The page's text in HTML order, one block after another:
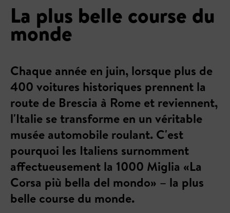
La plus belle course du
monde
Chaque année en juin, lorsque plus de
400 voitures historiques prennent la
route de Brescia à Rome et reviennent,
l'Italie se transforme en un véritable
musée automobile roulant. C'est
pourquoi les Italiens surnomment
affectueusement la 1000 Miglia «La
Corsa più bella del mondo» – la plus
belle course du monde.